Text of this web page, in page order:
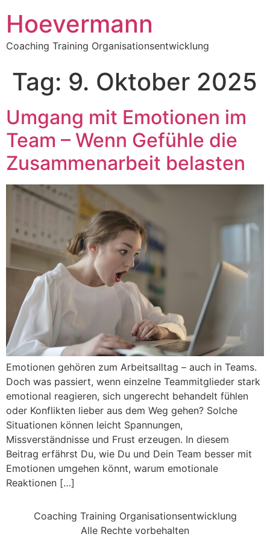
Hoevermann
Coaching Training Organisationsentwicklung
Tag: 9. Oktober 2025
Umgang mit Emotionen im
Team – Wenn Gefühle die
Zusammenarbeit belasten
Emotionen gehören zum Arbeitsalltag – auch in Teams.
Doch was passiert, wenn einzelne Teammitglieder stark
emotional reagieren, sich ungerecht behandelt fühlen
oder Konflikten lieber aus dem Weg gehen? Solche
Situationen können leicht Spannungen,
Missverständnisse und Frust erzeugen. In diesem
Beitrag erfährst Du, wie Du und Dein Team besser mit
Emotionen umgehen könnt, warum emotionale
Reaktionen […]
Coaching Training Organisationsentwicklung
Alle Rechte vorbehalten